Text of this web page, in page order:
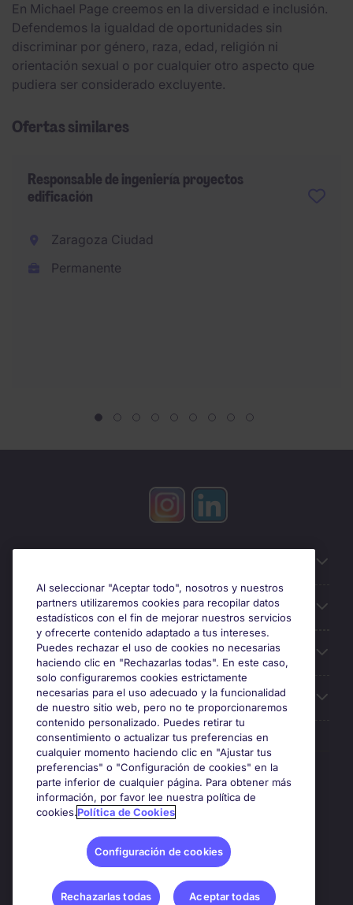
En Michael Page creemos en la diversidad e inclusión.
Defendemos la igualdad de oportunidades sin
discriminar por género, raza, edad, religión ni
orientación sexual o por cualquier otro aspecto que
pudiera ser considerado excluyente.
Ofertas similares
Responsable de ingeniería proyectos
edificación
Zaragoza Ciudad
Permanente
Búsqueda de empleo
Oficinas
Sobre Michael Page
Premios y certificaciones
Al seleccionar "Aceptar todo", nosotros y nuestros
partners utilizaremos cookies para recopilar datos
estadísticos con el fin de mejorar nuestros servicios
y ofrecerte contenido adaptado a tus intereses.
Puedes rechazar el uso de cookies no necesarias
haciendo clic en "Rechazarlas todas". En este caso,
solo configuraremos cookies estrictamente
necesarias para el uso adecuado y la funcionalidad
de nuestro sitio web, pero no te proporcionaremos
contenido personalizado. Puedes retirar tu
consentimiento o actualizar tus preferencias en
cualquier momento haciendo clic en "Ajustar tus
preferencias" o "Configuración de cookies" en la
parte inferior de cualquier página. Para obtener más
información, por favor lee nuestra política de
cookies.Política de Cookies
Configuración de cookies
Rechazarlas todas Aceptar todas